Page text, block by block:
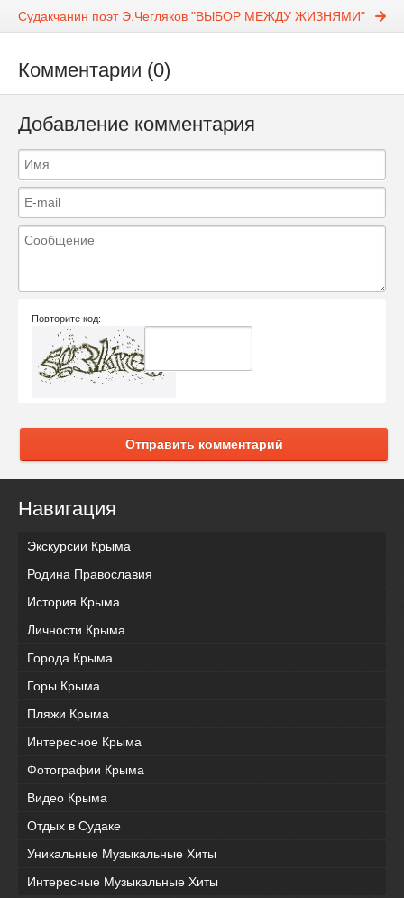
Судакчанин поэт Э.Чегляков "ВЫБОР МЕЖДУ ЖИЗНЯМИ"
Комментарии (0)
Добавление комментария
Повторите код:
Отправить комментарий
Навигация
Экскурсии Крыма
Родина Православия
История Крыма
Личности Крыма
Города Крыма
Горы Крыма
Пляжи Крыма
Интересное Крыма
Фотографии Крыма
Видео Крыма
Отдых в Судаке
Уникальные Музыкальные Хиты
Интересные Музыкальные Хиты